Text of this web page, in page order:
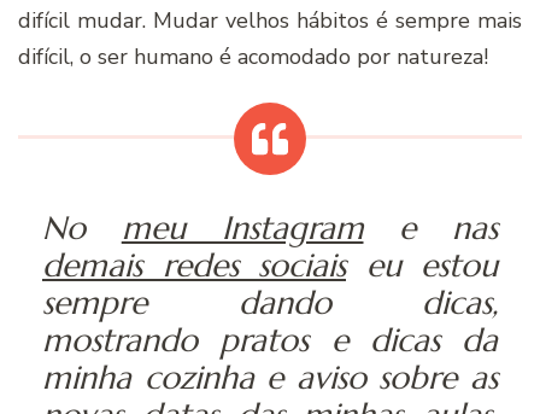
difícil mudar. Mudar velhos hábitos é sempre mais
difícil, o ser humano é acomodado por natureza!
No meu Instagrame nas
demais redes sociaiseu estou
sempre dando dicas,
mostrando pratos e dicas da
minha cozinha e aviso sobre as